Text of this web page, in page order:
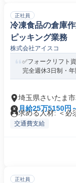
正社員
冷凍食品の倉庫
ピッキング業務
株式会社アイスコ
✅フォークリフト
完全週休3日制・
埼玉県さいたま
月給25万5150円
求める人材: ＜必
交通費支給
正社員